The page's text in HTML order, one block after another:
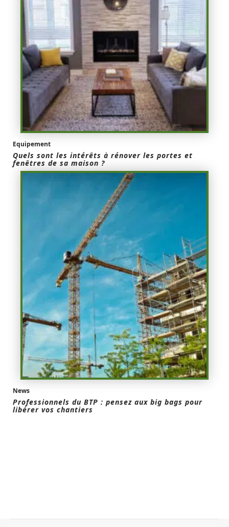
Equipement
Quels sont les intérêts à rénover les portes et
fenêtres de sa maison ?
News
Professionnels du BTP : pensez aux big bags pour
libérer vos chantiers